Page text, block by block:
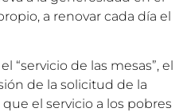
a renovar cada día el
“servicio de las mesas”, el
de la solicitud de la
el servicio a los pobres